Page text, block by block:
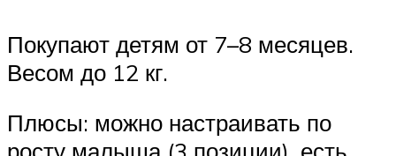
Покупают детям от 7–8 месяцев.
Весом до 12 кг.
Плюсы: можно настраивать по